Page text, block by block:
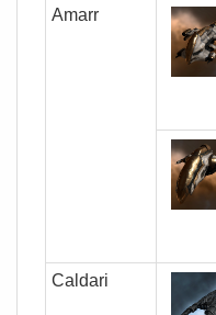
Amarr
Caldari